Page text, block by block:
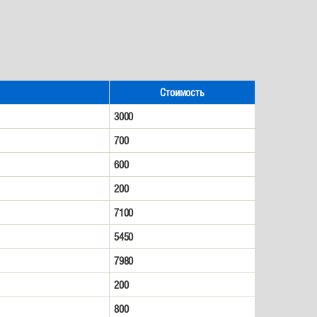
Стоимость
3000
700
600
200
7100
5450
7980
200
800